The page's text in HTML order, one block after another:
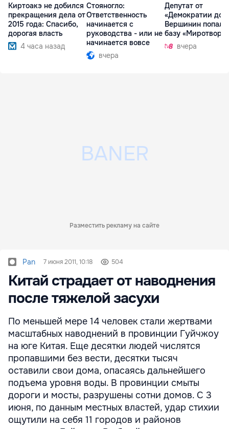
Киртоакэ не добился
прекращения дела от
2015 года: Спасибо,
дорогая власть
4 часа назад
Стояногло:
Ответственность
начинается с
руководства - или не
начинается вовсе
вчера
Депутат от
«Демократии
Вершинин попал в
базу
вчера
Разместить рекламу на сайте
Pan 7 июня 2011, 10:18 504
Китай страдает от наводнения
после тяжелой засухи
По меньшей мере 14 человек стали жертвами
масштабных наводнений в провинции Гуйчжоу
на юге Китая. Еще десятки людей числятся
пропавшими без вести, десятки тысяч
оставили свои дома, опасаясь дальнейшего
подъема уровня воды. В провинции смыты
дороги и мосты, разрушены сотни домов. С 3
июня, по данным местных властей, удар стихии
ощутили на себя 11 городов и районов